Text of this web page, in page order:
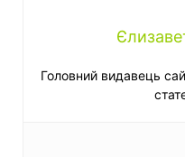
Головний видавець